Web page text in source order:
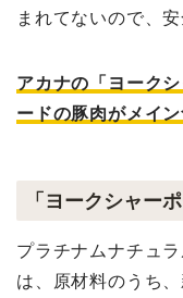
まれてないので、
アカナの「ヨーク
ードの豚肉がメイ
「ヨークシャー
プラチナムナチュ
は、原材料のうち